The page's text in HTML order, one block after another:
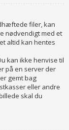
filer, kan
nødvendigt med et
altid kan hentes
kan ikke henvise til
på en server der
gemt bag
eller andre
skal du